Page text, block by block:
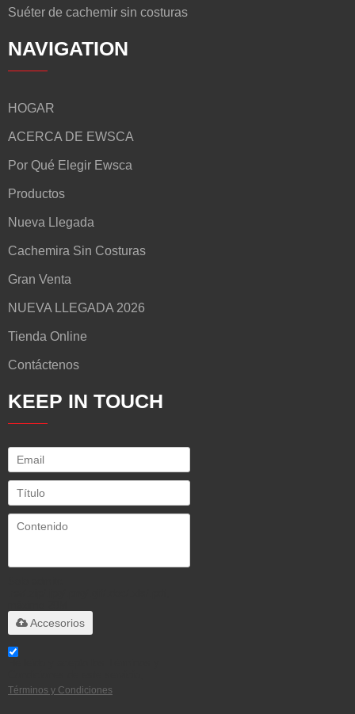
Suéter de cachemir sin costuras
NAVIGATION
HOGAR
ACERCA DE EWSCA
Por Qué Elegir Ewsca
Productos
Nueva Llegada
Cachemira Sin Costuras
Gran Venta
NUEVA LLEGADA 2026
Tienda Online
Contáctenos
KEEP IN TOUCH
Accesorios
Términos y Condiciones